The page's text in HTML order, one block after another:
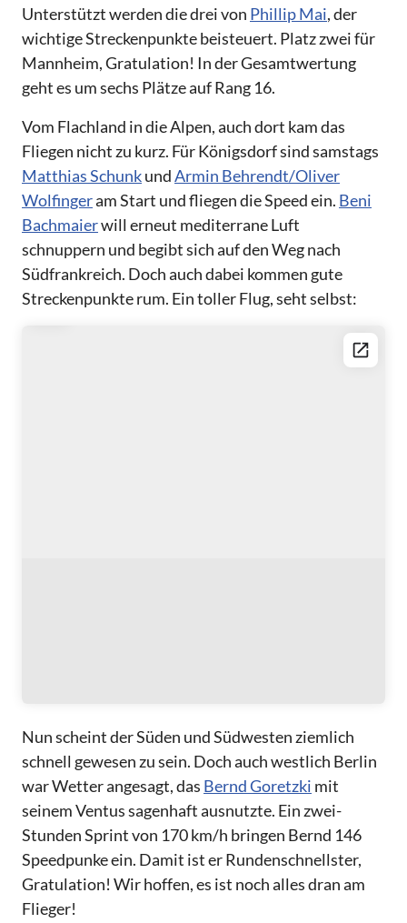
Unterstützt werden die drei von Phillip Mai, der
wichtige Streckenpunkte beisteuert. Platz zwei für
Mannheim, Gratulation! In der Gesamtwertung
geht es um sechs Plätze auf Rang 16.
Vom Flachland in die Alpen, auch dort kam das
Fliegen nicht zu kurz. Für Königsdorf sind samstags
Matthias SchunkundArmin Behrendt/Oliver
Wolfingeram Start und fliegen die Speed ein. Beni
Bachmaierwill erneut mediterrane Luft
schnuppern und begibt sich auf den Weg nach
Südfrankreich. Doch auch dabei kommen gute
Streckenpunkte rum. Ein toller Flug, seht selbst:
Nun scheint der Süden und Südwesten ziemlich
schnell gewesen zu sein. Doch auch westlich Berlin
war Wetter angesagt, das Bernd Goretzki mit
seinem Ventus sagenhaft ausnutzte. Ein zwei-
Stunden Sprint von 170 km/h bringen Bernd 146
Speedpunke ein. Damit ist er Rundenschnellster,
Gratulation! Wir hoffen, es ist noch alles dran am
Flieger!